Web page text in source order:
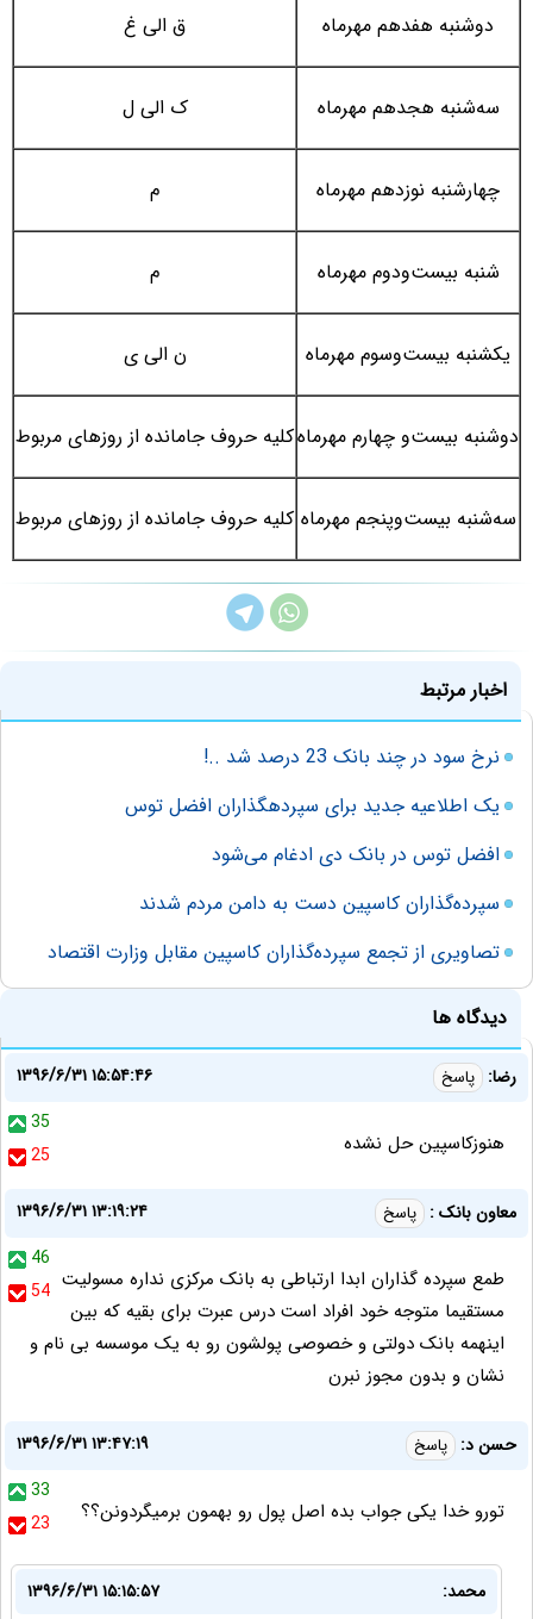
دوشنبه هفدهم مهرماه ق الی غ
سه‌شنبه هجدهم مهرماه ک الی ل
چهارشنبه نوزدهم مهرماه م
شنبه بیست‌ودوم مهرماه م
یکشنبه بیست‌وسوم مهرماه ن الی ی
دوشنبه بیست‌و چهارم مهرماهکلیه حروف جامانده از روزهای مربوط
سه‌شنبه بیست‌وپنجم مهرماه کلیه حروف جامانده از روزهای مربوط
اخبار مرتبط
نرخ سود در چند بانک 23 درصد شد ..!
یک اطلاعیه جدید برای سپرده‎گذاران افضل توس
افضل توس در بانک دی ادغام می‌شود
سپرده‌گذاران کاسپین دست به دامن مردم شدند
تصاویری از تجمع سپرده‌گذاران کاسپین مقابل وزارت اقتصاد
دیدگاه ها
رضا: پاسخ
۱۳۹۶/۶/۳۱ ۱۵:۵۴:۴۶
35
25
هنوزکاسپین حل نشده
معاون بانک : پاسخ
۱۳۹۶/۶/۳۱ ۱۳:۱۹:۲۴
46
54 طمع سپرده گذاران ابدا ارتباطی به بانک مرکزی نداره مسولیت
مستقیما متوجه خود افراد است درس عبرت برای بقیه که بین
اینهمه بانک دولتی و خصوصی پولشون رو به یک موسسه بی نام و
نشان و بدون مجوز نبرن
حسن د: پاسخ
۱۳۹۶/۶/۳۱ ۱۳:۴۷:۱۹
33
23
تورو خدا یکی جواب بده اصل پول رو بهمون برمیگردونن؟؟
محمد:
۱۳۹۶/۶/۳۱ ۱۵:۱۵:۵۷